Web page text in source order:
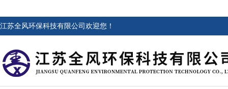
江苏全风环保科技有限公司欢迎您！